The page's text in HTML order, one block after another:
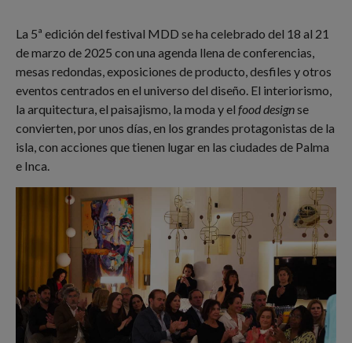
La 5ª edición del festival MDD se ha celebrado del 18 al 21
de marzo de 2025 con una agenda llena de conferencias,
mesas redondas, exposiciones de producto, desfiles y otros
eventos centrados en el universo del diseño. El interiorismo,
la arquitectura, el paisajismo, la moda y el food designse
convierten, por unos días, en los grandes protagonistas de la
isla, con acciones que tienen lugar en las ciudades de Palma
e Inca.